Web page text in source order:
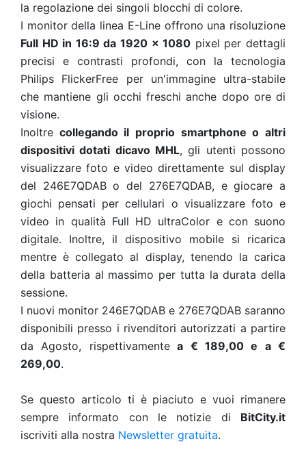
la regolazione dei singoli blocchi di colore.
I monitor della linea E-Line offrono una risoluzione
Full HD in 16:9 da 1920 x 1080 pixel per dettagli
precisi e contrasti profondi, con la tecnologia
Philips FlickerFree per un'immagine ultra-stabile
che mantiene gli occhi freschi anche dopo ore di
visione.
Inoltre collegando il proprio smartphone o altri
dispositivi dotati dicavo MHL, gli utenti possono
visualizzare foto e video direttamente sul display
del 246E7QDAB o del 276E7QDAB, e giocare a
giochi pensati per cellulari o visualizzare foto e
video in qualità Full HD ultraColor e con suono
digitale. Inoltre, il dispositivo mobile si ricarica
mentre è collegato al display, tenendo la carica
della batteria al massimo per tutta la durata della
sessione.
I nuovi monitor 246E7QDAB e 276E7QDAB saranno
disponibili presso i rivenditori autorizzati a partire
da Agosto, rispettivamentea € 189,00 e a €
269,00.
Se questo articolo ti è piaciuto e vuoi rimanere
sempre informato con le notizie di BitCity.it
iscriviti alla nostra Newsletter gratuita.